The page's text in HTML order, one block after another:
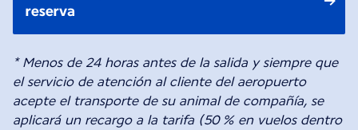
reserva
* Menos de 24 horas antes de la salida y siempre que
el servicio de atención al cliente del aeropuerto
acepte el transporte de su animal de compañía, se
aplicará un recargo a la tarifa (50 % en vuelos dentro